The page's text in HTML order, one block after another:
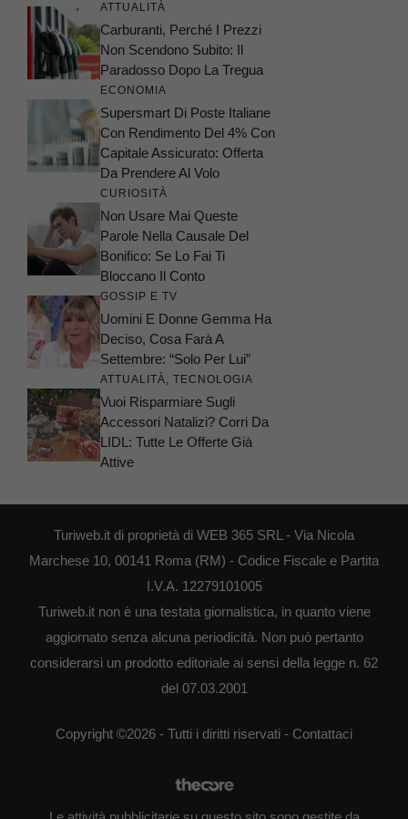
ATTUALITÀ
Carburanti, Perché I Prezzi
Non Scendono Subito: Il
Paradosso Dopo La Tregua
ECONOMIA
Supersmart Di Poste Italiane
Con Rendimento Del 4% Con
Capitale Assicurato: Offerta
Da Prendere Al Volo
CURIOSITÀ
Non Usare Mai Queste
Parole Nella Causale Del
Bonifico: Se Lo Fai Ti
Bloccano Il Conto
GOSSIP E TV
Uomini E Donne Gemma Ha
Deciso, Cosa Farà A
Settembre: “Solo Per Lui”
ATTUALITÀ TECNOLOGIA
Vuoi Risparmiare Sugli
Accessori Natalizi? Corri Da
LIDL: Tutte Le Offerte Già
Attive
Turiweb.it di proprietà di WEB 365 SRL - Via Nicola
Marchese 10, 00141 Roma (RM) - Codice Fiscale e Partita
I.V.A. 12279101005
Turiweb.it non è una testata giornalistica, in quanto viene
aggiornato senza alcuna periodicità. Non può pertanto
considerarsi un prodotto editoriale ai sensi della legge n. 62
del 07.03.2001
Copyright ©2026 - Tutti i diritti riservati - Contattaci